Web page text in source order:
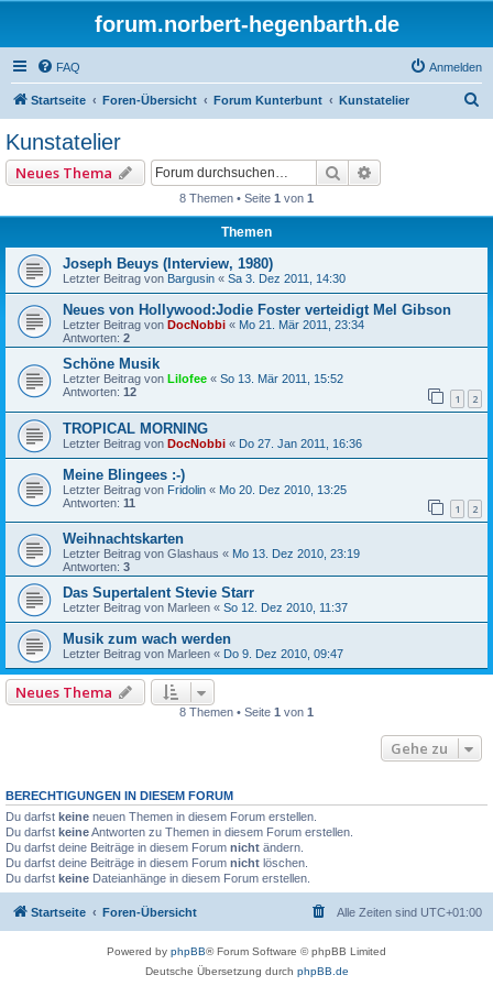
forum.norbert-hegenbarth.de
FAQ Anmelden
Startseite Foren-Übersicht Forum Kunterbunt Kunstatelier
Kunstatelier
Neues Thema Suche
8 Themen • Seite 1 von 1
Themen
Joseph Beuys (Interview, 1980)
Letzter Beitrag von Bargusin « Sa 3. Dez 2011, 14:30
Neues von Hollywood:Jodie Foster verteidigt Mel Gibson
Letzter Beitrag von DocNobbi « Mo 21. Mär 2011, 23:34
Antworten: 2
Schöne Musik
Letzter Beitrag von Lilofee « So 13. Mär 2011, 15:52
Antworten: 12 1 2
TROPICAL MORNING
Letzter Beitrag von DocNobbi « Do 27. Jan 2011, 16:36
Meine Blingees :-)
Letzter Beitrag von Fridolin « Mo 20. Dez 2010, 13:25
Antworten: 11 1 2
Weihnachtskarten
Letzter Beitrag von Glashaus « Mo 13. Dez 2010, 23:19
Antworten: 3
Das Supertalent Stevie Starr
Letzter Beitrag von Marleen « So 12. Dez 2010, 11:37
Musik zum wach werden
Letzter Beitrag von Marleen « Do 9. Dez 2010, 09:47
Neues Thema
8 Themen • Seite 1 von 1
Gehe zu
BERECHTIGUNGEN IN DIESEM FORUM
Du darfst keine neuen Themen in diesem Forum erstellen.
Du darfst keineAntworten zu Themen in diesem Forum erstellen.
Du darfst deine Beiträge in diesem Forum nicht ändern.
Du darfst deine Beiträge in diesem Forum nicht löschen.
Du darfst keine Dateianhänge in diesem Forum erstellen.
Startseite Foren-Übersicht Alle Zeiten sind UTC+01:00
Powered by phpBB® Forum Software © phpBB Limited
Deutsche Übersetzung durch phpBB.de